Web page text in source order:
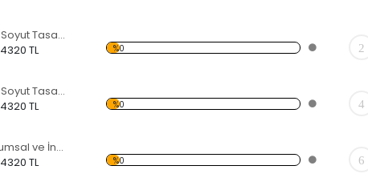
Modern Soyut Tasarım 31 Kanvas Tablo
4320 TL %0 2
Modern Soyut Tasarım 29 Kanvas Tablo
4320 TL %0 4
Deniz, Kumsal ve İnsanlar Kanvas Tablo
4320 TL %0 6